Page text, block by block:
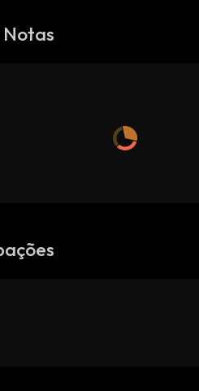
Notas